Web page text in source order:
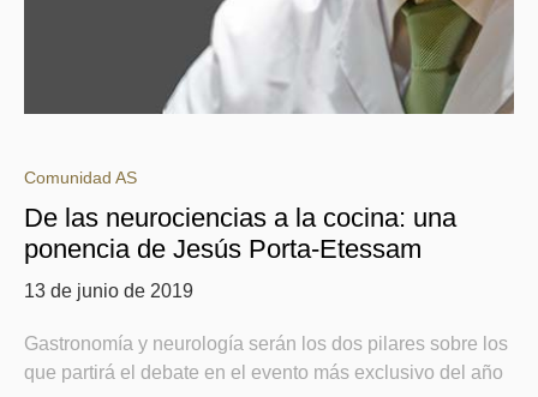
Comunidad AS
De las neurociencias a la cocina: una
ponencia de Jesús Porta-Etessam
13 de junio de 2019
Gastronomía y neurología serán los dos pilares sobre los
que partirá el debate en el evento más exclusivo del año